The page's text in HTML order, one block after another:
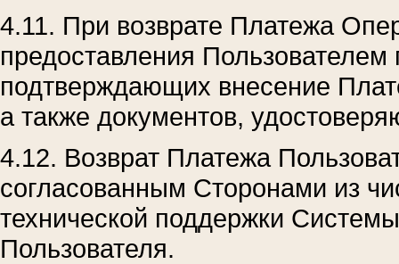
4.11. При возврате Платежа
предоставления
подтверждающих внесение
а также документов,
4.12. Возврат Платежа
согласованным Сторонами из
технической поддержки
Пользователя.